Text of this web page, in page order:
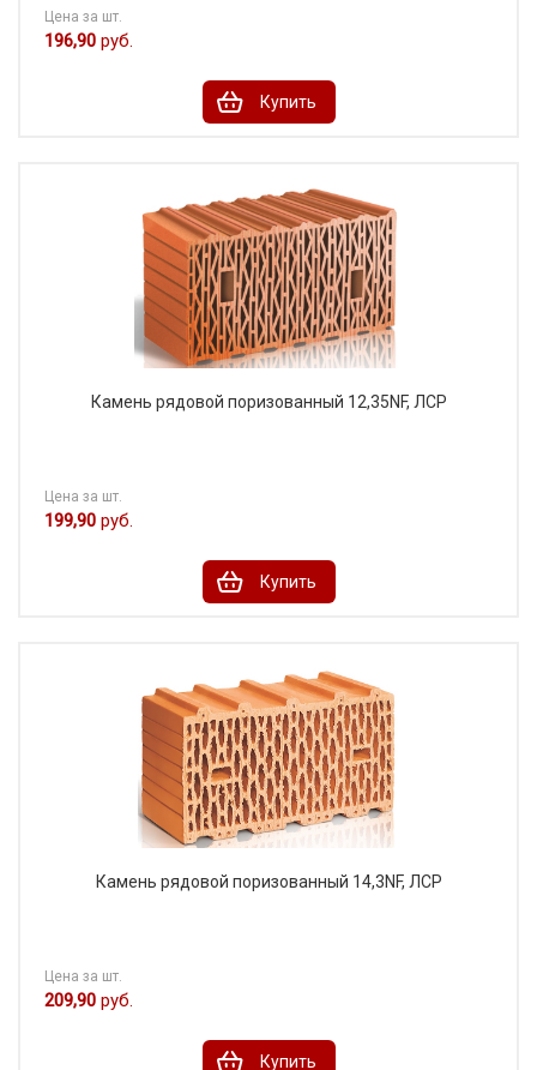
Цена за шт.
196,90 руб.
Купить
Камень рядовой поризованный 12,35NF, ЛСР
Цена за шт.
199,90 руб.
Купить
Камень рядовой поризованный 14,3NF, ЛСР
Цена за шт.
209,90 руб.
Купить